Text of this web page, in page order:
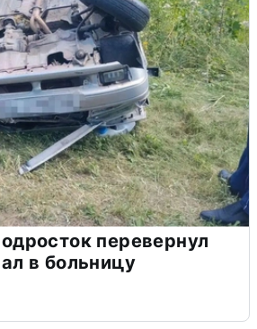
перевернул
в больницу